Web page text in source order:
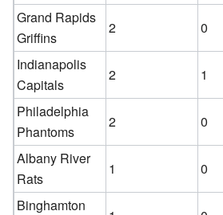
Grand Rapids
Griffins
2 0
Indianapolis
Capitals
2 1
Philadelphia
Phantoms
2 0
Albany River
Rats
1 0
Binghamton